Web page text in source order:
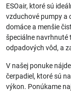
ESOair, ktoré sú
vzduchové pumpy a
domáce a menšie
špeciálne navrhnuté
odpadových vôd, a
V našej ponuke
čerpadiel, ktoré sú
výkon. Ponúkame